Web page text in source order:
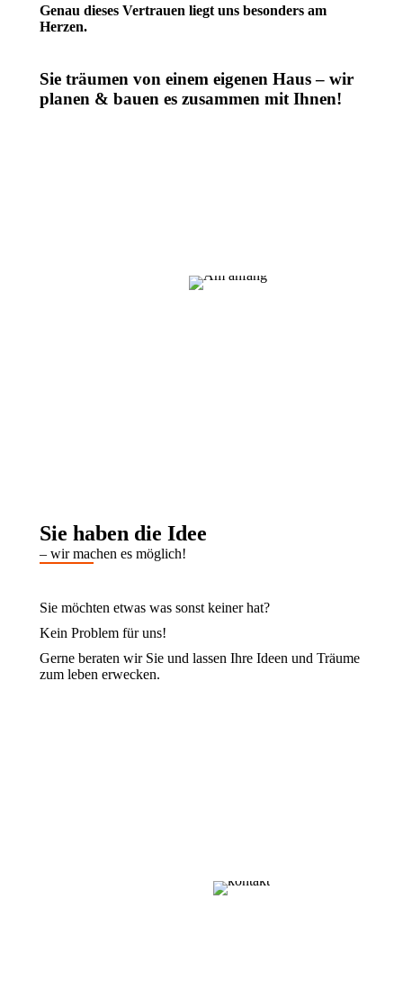
Genau dieses Vertrauen liegt uns besonders am
Herzen.
Sie träumen von einem eigenen Haus – wir
planen & bauen es zusammen mit Ihnen!
Sie haben die Idee
– wir machen es möglich!
Sie möchten etwas was sonst keiner hat?
Kein Problem für uns!
Gerne beraten wir Sie und lassen Ihre Ideen und Träume
zum leben erwecken.